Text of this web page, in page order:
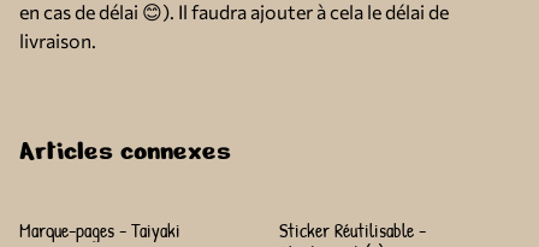
en cas de délai 😊). Il faudra ajouter à cela le délai de
livraison.
Articles connexes
Marque-pages - Taiyaki
Sticker Réutilisable -